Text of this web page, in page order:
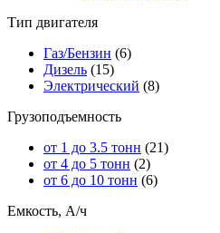
Тип двигателя
Газ/Бензин (6)
Дизель (15)
Электрический (8)
Грузоподъемность
от 1 до 3.5 тонн (21)
от 4 до 5 тонн (2)
от 6 до 10 тонн (6)
Емкость, А/ч